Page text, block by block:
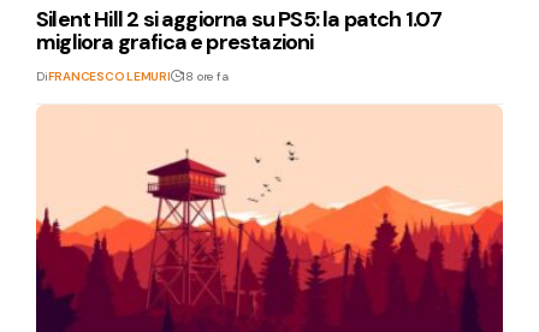
Silent Hill 2 si aggiorna su PS5: la patch 1.07
migliora grafica e prestazioni
DiFRANCESCO LEMURI 18 ore fa